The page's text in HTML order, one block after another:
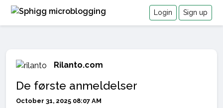
Login Sign up
Rilanto.com
De første anmeldelser
October 31, 2025 08:07 AM